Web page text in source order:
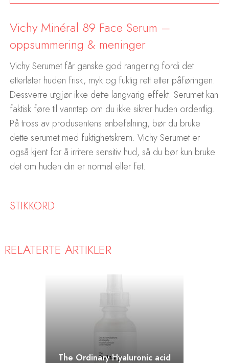
Vichy Minéral 89 Face Serum –
oppsummering & meninger
Vichy Serumet får ganske god rangering fordi det
etterlater huden frisk, myk og fuktig rett etter påføringen.
Dessverre utgjør ikke dette langvarig effekt. Serumet kan
faktisk føre til vanntap om du ikke sikrer huden ordentlig.
På tross av produsentens anbefalning, bør du bruke
dette serumet med fuktighetskrem. Vichy Serumet er
også kjent for å irritere sensitiv hud, så du bør kun bruke
det om huden din er normal eller fet.
STIKKORD
RELATERTE ARTIKLER
The Ordinary Hyaluronic acid